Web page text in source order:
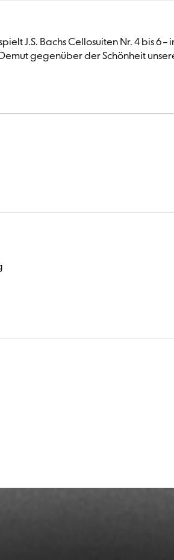
J.S. Bachs Cellosuiten Nr. 4 bis
gegenüber der Schönheit